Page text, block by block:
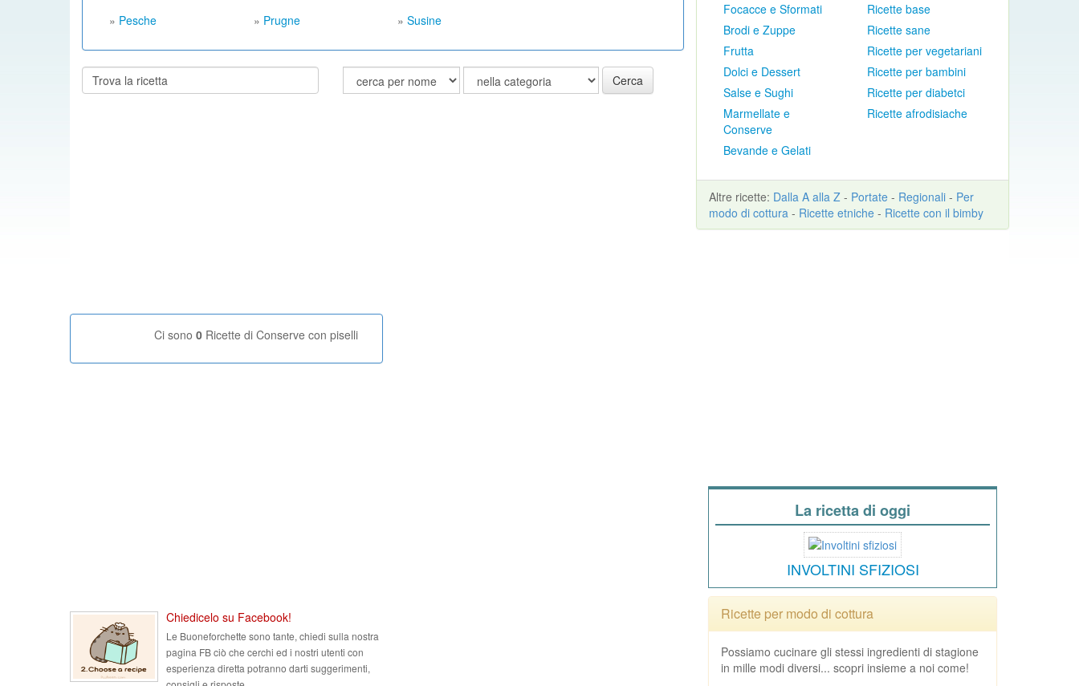
» Pesche » Prugne » Susine
Cerca Cerca
Ci sono 0 Ricette di Conserve con piselli
Chiedicelo su Facebook!
Le Buoneforchette sono tante, chiedi sulla nostra
pagina FB ciò che cerchi ed i nostri utenti con
esperienza diretta potranno darti suggerimenti,
Focacce e Sformati
Brodi e Zuppe
Frutta
Dolci e Dessert
Salse e Sughi
Marmellate e
Conserve
Bevande e Gelati
Ricette base
Ricette sane
Ricette per vegetariani
Ricette per bambini
Ricette per diabetci
Ricette afrodisiache
Altre ricette: Dalla A alla Z - Portate - Regionali - Per
modo di cottura - Ricette etniche - Ricette con il bimby
La ricetta di oggi
INVOLTINI SFIZIOSI
Ricette per modo di cottura
Possiamo cucinare gli stessi ingredienti di stagione
in mille modi diversi... scopri insieme a noi come!